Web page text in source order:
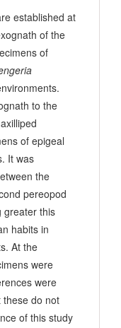
established at
of the
of
to the
of epigeal
It was
the
pereopod
greater this
habits in
At the
were
were
these do not
of this study